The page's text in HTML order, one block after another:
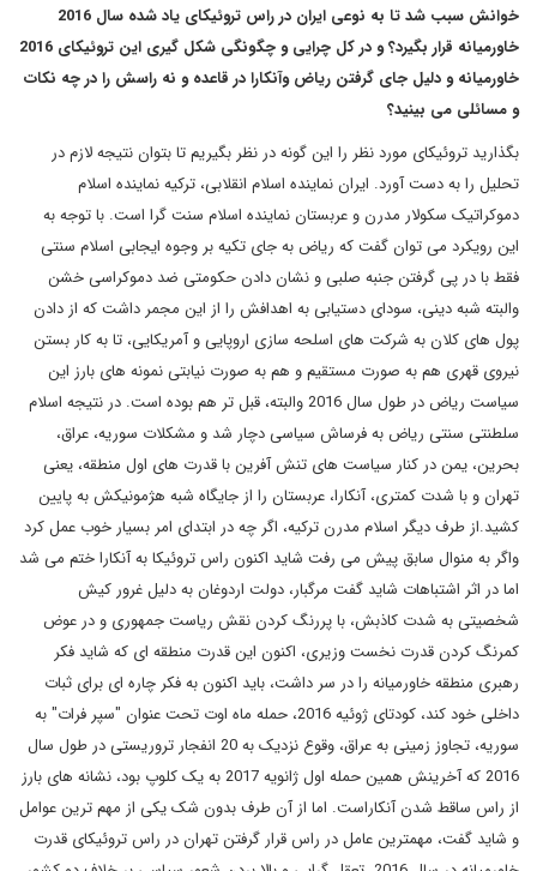
خوانش سبب شد تا به نوعی ایران در راس تروئیکای یاد شده سال 2016
خاورمیانه قرار بگیرد؟ و در کل چرایی و چگونگی شکل گیری این تروئیکای 2016
خاورمیانه و دلیل جای گرفتن ریاض وآنکارا در قاعده و نه راسش را در چه نکات
و مسائلی می بینید؟
بگذارید تروئیکای مورد نظر را این گونه در نظر بگیریم تا بتوان نتیجه لازم در
تحلیل را به دست آورد. ایران نماینده اسلام انقلابی، ترکیه نماینده اسلام
دموکراتیک سکولار مدرن و عربستان نماینده اسلام سنت گرا است. با توجه به
این رویکرد می توان گفت که ریاض به جای تکیه بر وجوه ایجابی اسلام سنتی
فقط با در پی گرفتن جنبه صلبی و نشان دادن حکومتی ضد دموکراسی خشن
والبته شبه دینی، سودای دستیابی به اهدافش را از این مجمر داشت که از دادن
پول های کلان به شرکت های اسلحه سازی اروپایی و آمریکایی، تا به کار بستن
نیروی قهری هم به صورت مستقیم و هم به صورت نیابتی نمونه های بارز این
سیاست ریاض در طول سال 2016 والبته، قبل تر هم بوده است. در نتیجه اسلام
سلطنتی سنتی ریاض به فرساش سیاسی دچار شد و مشکلات سوریه، عراق،
بحرین، یمن در کنار سیاست های تنش آفرین با قدرت های اول منطقه، یعنی
تهران و با شدت کمتری، آنکارا، عربستان را از جایگاه شبه هژمونیکش به پایین
کشید.از طرف دیگر اسلام مدرن ترکیه، اگر چه در ابتدای امر بسیار خوب عمل کرد
واگر به منوال سابق پیش می رفت شاید اکنون راس تروئیکا به آنکارا ختم می شد
اما در اثر اشتباهات شاید گفت مرگبار، دولت اردوغان به دلیل غرور کیش
شخصیتی به شدت کاذبش، با پررنگ کردن نقش ریاست جمهوری و در عوض
کمرنگ کردن قدرت نخست وزیری، اکنون این قدرت منطقه ای که شاید فکر
رهبری منطقه خاورمیانه را در سر داشت، باید اکنون به فکر چاره ای برای ثبات
داخلی خود کند، کودتای ژوئیه 2016، حمله ماه اوت تحت عنوان "سپر فرات" به
سوریه، تجاوز زمینی به عراق، وقوع نزدیک به 20 انفجار تروریستی در طول سال
2016 که آخرینش همین حمله اول ژانویه 2017 به یک کلوپ بود، نشانه های بارز
از راس ساقط شدن آنکاراست. اما از آن طرف بدون شک یکی از مهم ترین عوامل
و شاید گفت، مهمترین عامل در راس قرار گرفتن تهران در راس تروئیکای قدرت